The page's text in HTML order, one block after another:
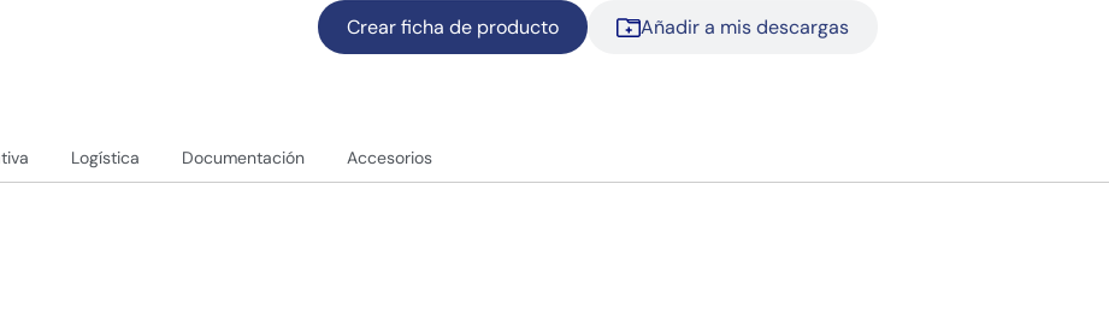
Crear ficha de producto Añadir a mis descargas
Logística Documentación Accesorios